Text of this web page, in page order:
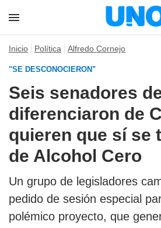
Inicio Política Alfredo Cornejo
"SE DESCONOCIERON"
Seis senadores
diferenciaron de
quieren que sí se
de Alcohol Cero
Un grupo de legisladores
pedido de sesión especial
polémico proyecto, que